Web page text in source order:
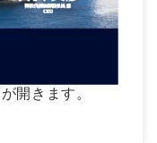
開きます。